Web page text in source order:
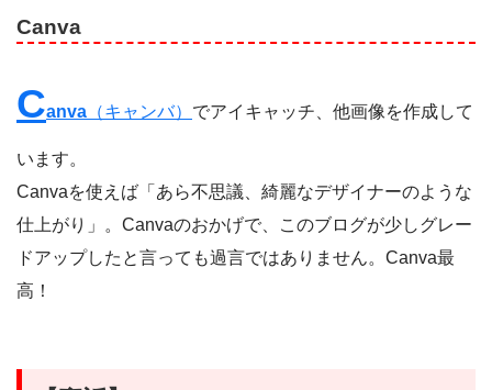
Canva
Canva （キャンバ） でアイキャッチ、他画像を作成して
います。
Canvaを使えば「あら不思議、綺麗なデザイナーのような
仕上がり」。Canvaのおかげで、このブログが少しグレー
ドアップしたと言っても過言ではありません。Canva最
高！